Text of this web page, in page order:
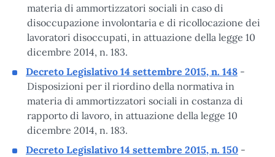
materia di ammortizzatori sociali in caso di
disoccupazione involontaria e di ricollocazione dei
lavoratori disoccupati, in attuazione della legge 10
dicembre 2014, n. 183.
Decreto Legislativo 14 settembre 2015, n. 148 -
Disposizioni per il riordino della normativa in
materia di ammortizzatori sociali in costanza di
rapporto di lavoro, in attuazione della legge 10
dicembre 2014, n. 183.
Decreto Legislativo 14 settembre 2015, n. 150 -